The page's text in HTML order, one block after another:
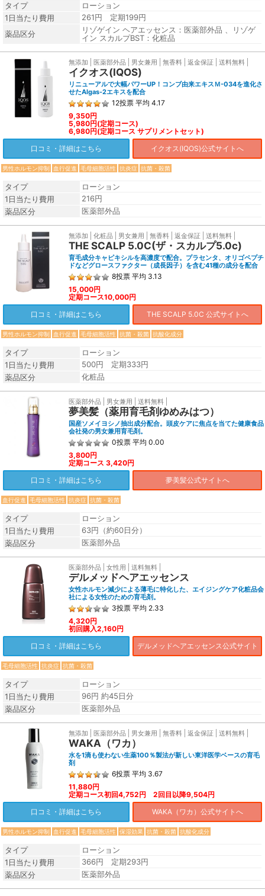
タイプ
ローション
1日当たり費用
261円 定期199円
薬品区分
リゾゲイン ヘアエッセンス：医薬部外品 、リゾゲ
イン スカルプBST：化粧品
無添加 医薬部外品 男女兼用 無香料 返金保証 送料無料
イクオス(IQOS)
リニューアルで大幅パワーUP！コンブ由来エキスＭ-034を進化さ
せたAlgas-2エキスを配合
12投票 平均4.17
9,350円
5,980円(定期コース)
6,980円(定期コース サプリメントセット)
口コミ・詳細はこちら
イクオス(IQOS)公式サイトへ
男性ホルモン抑制 血行促進 毛母細胞活性 抗炎症 抗菌・殺菌
タイプ
ローション
1日当たり費用
216円
薬品区分
医薬部外品
無添加 化粧品 男女兼用 無香料 返金保証 送料無料
THE SCALP 5.0C(ザ・スカルプ5.0c)
育毛成分キャピキシルを高濃度で配合。プラセンタ、オリゴペプチ
ドなどグロースファクター（成長因子）を含む41種の成分を配合
8投票 平均 3.13
15,000円
定期コース10,000円
口コミ・詳細はこちら
THE SCALP 5.0C 公式サイトへ
男性ホルモン抑制 血行促進 毛母細胞活性 抗菌・殺菌 抗酸化成分
タイプ
ローション
1日当たり費用
500円 定期333円
薬品区分
化粧品
医薬部外品 男女兼用 送料無料
夢美髪（薬用育毛剤ゆめみはつ）
国産ソメイヨシノ抽出成分配合。頭皮ケアに焦点を当てた健康食品
会社発の男女兼用育毛剤。
0投票 平均0.00
3,800円
定期コース 3,420円
口コミ・詳細はこちら
夢美髪公式サイトへ
血行促進 毛母細胞活性 抗炎症 抗菌・殺菌
タイプ
ローション
1日当たり費用
63円（約60日分）
薬品区分
医薬部外品
医薬部外品 女性用 送料無料
デルメッドヘアエッセンス
女性ホルモン減少による薄毛に特化した、エイジングケア化粧品会
社による女性のための育毛剤。
3投票 平均 2.33
4,320円
初回購入2,160円
口コミ・詳細はこちら
デルメッドヘアエッセンス公式サイト
毛母細胞活性 抗炎症 抗菌・殺菌
タイプ
ローション
1日当たり費用
96円 約45日分
薬品区分
医薬部外品
無添加 医薬部外品 男女兼用 無香料 返金保証 送料無料
WAKA（ワカ）
水を1滴も使わない生薬100％製法が新しい東洋医学ベースの育毛
剤
6投票 平均 3.67
11,880円
定期コース初回4,752円 2回目以降9,504円
口コミ・詳細はこちら
WAKA（ワカ）公式サイトへ
男性ホルモン抑制 血行促進 毛母細胞活性 保湿効果 抗菌・殺菌 抗酸化成分
タイプ
ローション
1日当たり費用
366円 定期293円
薬品区分
医薬部外品